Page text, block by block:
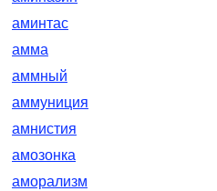
аминтас
амма
аммный
аммуниция
амнистия
амозонка
аморализм